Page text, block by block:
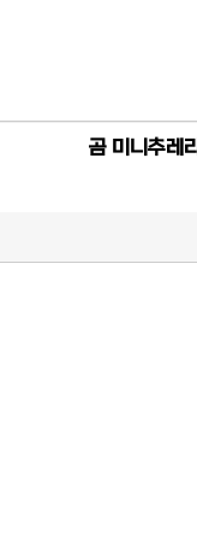
곰 미니추레